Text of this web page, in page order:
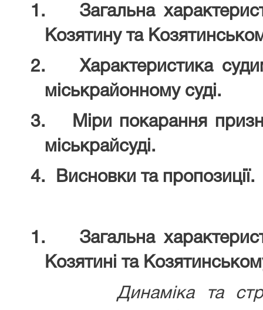
1.
Загальна
Козятину та
2.
Характеристика
міськрайонному суді.
3.
Міри покарання
міськрайсуді.
4.
Висновки та
1.
Загальна
Козятині та
Динаміка та